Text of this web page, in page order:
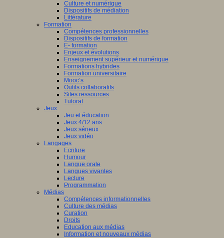
Culture et numérique
Dispositifs de médiation
Littérature
Formation
Compétences professionnelles
Dispositifs de formation
E- formation
Enjeux et évolutions
Enseignement supérieur et numérique
Formations hybrides
Formation universitaire
Mooc’s
Outils collaboratifs
Sites ressources
Tutorat
Jeux
Jeu et éducation
Jeux 4/12 ans
Jeux sérieux
Jeux vidéo
Langages
Ecriture
Humour
Langue orale
Langues vivantes
Lecture
Programmation
Médias
Compétences informationnelles
Culture des médias
Curation
Droits
Education aux médias
Information et nouveaux médias